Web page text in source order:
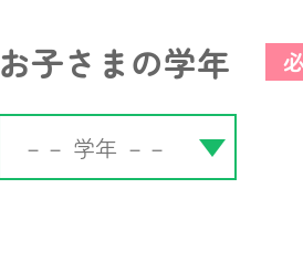
お子さまの学年